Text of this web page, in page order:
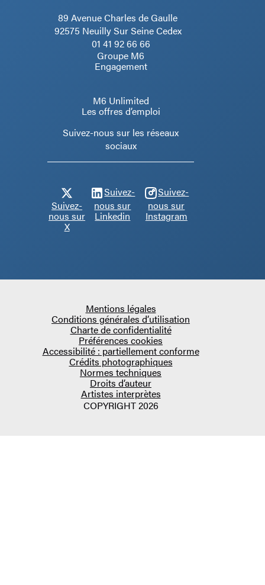
89 Avenue Charles de Gaulle
92575 Neuilly Sur Seine Cedex
01 41 92 66 66
Groupe M6
Engagement
M6 Unlimited
Les offres d’emploi
Suivez-nous sur les réseaux
sociaux
Suivez-
nous sur
X
Suivez-
nous sur
Linkedin
Suivez-
nous sur
Instagram
COPYRIGHT 2026
Mentions légales
Conditions générales d’utilisation
Charte de confidentialité
Préférences cookies
Accessibilité : partiellement conforme
Crédits photographiques
Normes techniques
Droits d’auteur
Artistes interprètes